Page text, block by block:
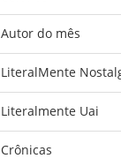
Autor do mês
LiteralMente
Literalmente Uai
Crônicas